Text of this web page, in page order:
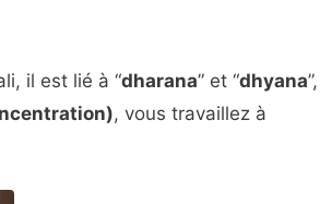
il est lié à “dharana” et “dhyana”,
, vous travaillez à